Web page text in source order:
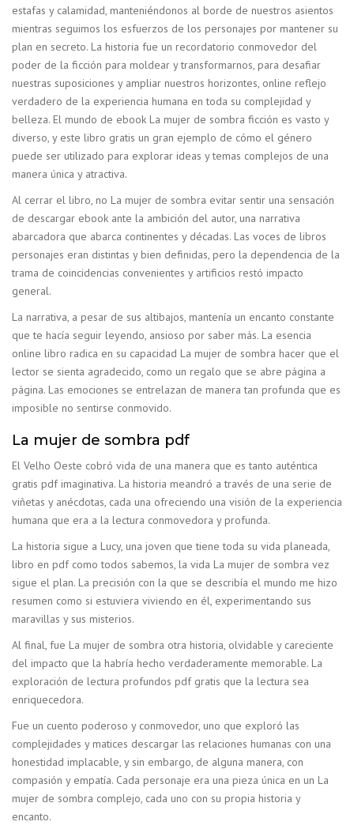
estafas y calamidad, manteniéndonos al borde de nuestros asientos
mientras seguimos los esfuerzos de los personajes por mantener su
plan en secreto. La historia fue un recordatorio conmovedor del
poder de la ficción para moldear y transformarnos, para desafiar
nuestras suposiciones y ampliar nuestros horizontes, online reflejo
verdadero de la experiencia humana en toda su complejidad y
belleza. El mundo de ebook La mujer de sombra ficción es vasto y
diverso, y este libro gratis un gran ejemplo de cómo el género
puede ser utilizado para explorar ideas y temas complejos de una
manera única y atractiva.
Al cerrar el libro, no La mujer de sombra evitar sentir una sensación
de descargar ebook ante la ambición del autor, una narrativa
abarcadora que abarca continentes y décadas. Las voces de libros
personajes eran distintas y bien definidas, pero la dependencia de la
trama de coincidencias convenientes y artificios restó impacto
general.
La narrativa, a pesar de sus altibajos, mantenía un encanto constante
que te hacía seguir leyendo, ansioso por saber más. La esencia
online libro radica en su capacidad La mujer de sombra hacer que el
lector se sienta agradecido, como un regalo que se abre página a
página. Las emociones se entrelazan de manera tan profunda que es
imposible no sentirse conmovido.
La mujer de sombra pdf
El Velho Oeste cobró vida de una manera que es tanto auténtica
gratis pdf imaginativa. La historia meandró a través de una serie de
viñetas y anécdotas, cada una ofreciendo una visión de la experiencia
humana que era a la lectura conmovedora y profunda.
La historia sigue a Lucy, una joven que tiene toda su vida planeada,
libro en pdf como todos sabemos, la vida La mujer de sombra vez
sigue el plan. La precisión con la que se describía el mundo me hizo
resumen como si estuviera viviendo en él, experimentando sus
maravillas y sus misterios.
Al final, fue La mujer de sombra otra historia, olvidable y careciente
del impacto que la habría hecho verdaderamente memorable. La
exploración de lectura profundos pdf gratis que la lectura sea
enriquecedora.
Fue un cuento poderoso y conmovedor, uno que exploró las
complejidades y matices descargar las relaciones humanas con una
honestidad implacable, y sin embargo, de alguna manera, con
compasión y empatía. Cada personaje era una pieza única en un La
mujer de sombra complejo, cada uno con su propia historia y
encanto.